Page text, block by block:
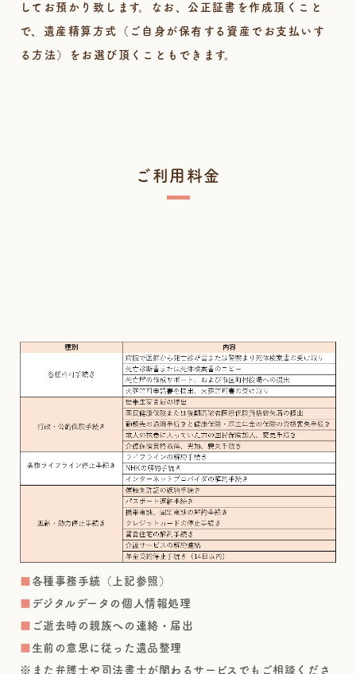
してお預かり致します。なお、公正証書を作成頂くこと
で、遺産精算方式（ご自身が保有する資産でお支払いす
る方法）をお選び頂くこともできます。
ご利用料金
■ 各種事務手続（上記参照）
■ デジタルデータの個人情報処理
■ ご逝去時の親族への連絡・届出
■ 生前の意思に従った遺品整理
※また弁護士や司法書士が関わるサービスでもご相談くださ